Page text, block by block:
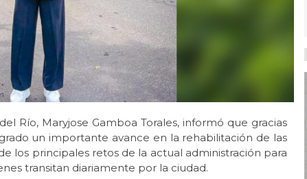
Río, Maryjose Gamboa Torales, informó que gracias
un importante avance en la rehabilitación de las
los principales retos de la actual administración para
transitan diariamente por la ciudad.